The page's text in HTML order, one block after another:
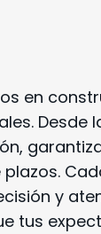
en
Desde
y
tus